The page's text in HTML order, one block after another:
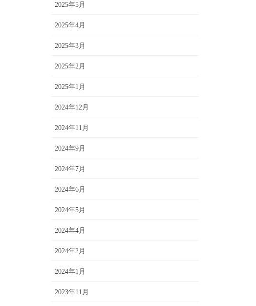
2025年5月
2025年4月
2025年3月
2025年2月
2025年1月
2024年12月
2024年11月
2024年9月
2024年7月
2024年6月
2024年5月
2024年4月
2024年2月
2024年1月
2023年11月